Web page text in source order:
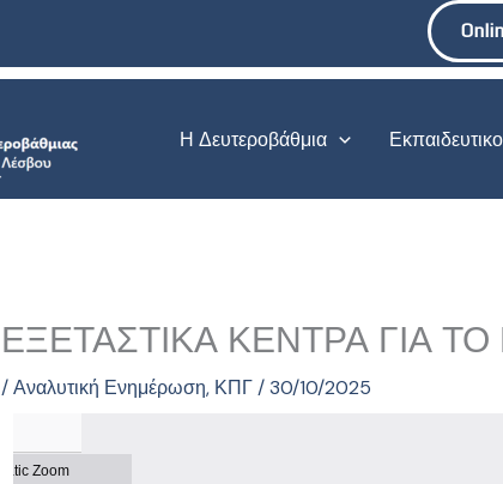
Η Δευτεροβάθμια
ΕΞΕΤΑΣΤΙΚΑ ΚΕΝΤΡΑ ΓΙΑ
/Αναλυτική Ενημέρωση, ΚΠΓ/30/10/2025